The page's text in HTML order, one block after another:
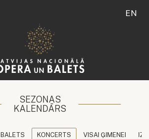
EN
SEZONAS
KALENDĀRS
BALETS KONCERTS VISAI ĢIMENEI